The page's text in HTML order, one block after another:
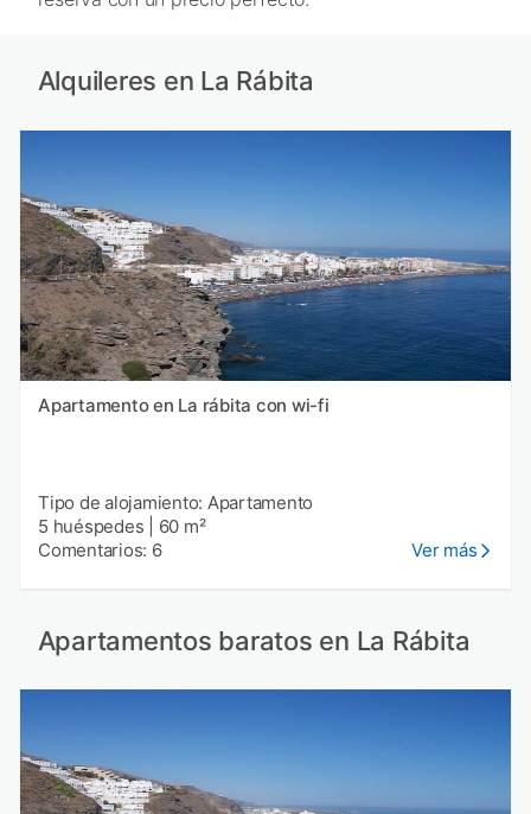
Alquileres en La Rábita
Apartamento en La rábita con wi-fi
Tipo de alojamiento: Apartamento
5 huéspedes
60 m²
Comentarios: 6
Ver más
Apartamentos baratos en La Rábita